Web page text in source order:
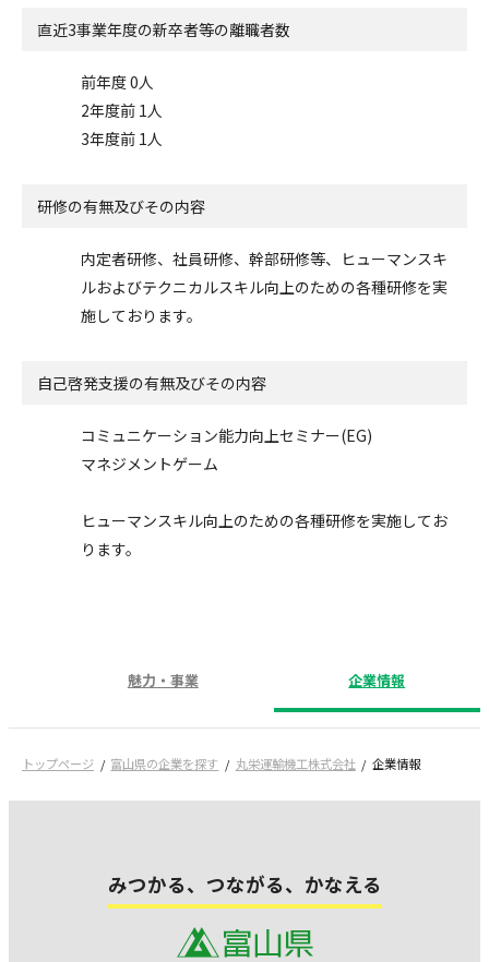
直近3事業年度の新卒者等の離職者数
前年度 0人
2年度前 1人
3年度前 1人
研修の有無及びその内容
内定者研修、社員研修、幹部研修等、ヒューマンスキ
ルおよびテクニカルスキル向上のための各種研修を実
施しております。
自己啓発支援の有無及びその内容
コミュニケーション能力向上セミナー(EG)
マネジメントゲーム
ヒューマンスキル向上のための各種研修を実施してお
ります。
魅力・事業 企業情報
トップページ 富山県の企業を探す 丸栄運輸機工株式会社 企業情報
みつかる、つながる、かなえる